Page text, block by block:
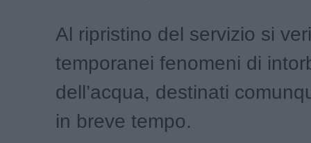
Al ripristino del servizio si
temporanei fenomeni di
dell’acqua, destinati
in breve tempo.